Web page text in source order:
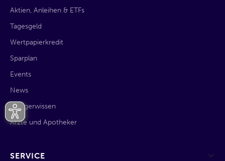
Aktien, Anleihen & ETFs
Tagesgeld
Wertpapierkredit
Sparplan
Events
News
Anlegerwissen
Ärzte und Apotheker
SERVICE